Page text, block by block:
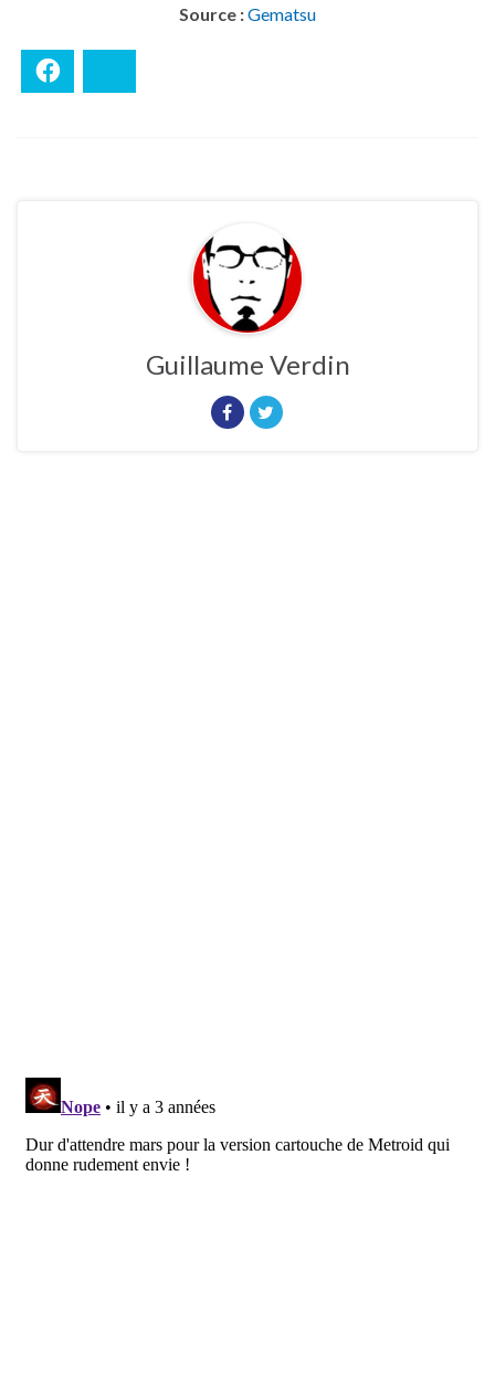
Source :Gematsu
Guillaume Verdin